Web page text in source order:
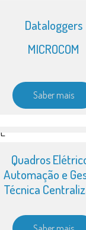
Dataloggers
MICROCOM
Saber mais
Quadros
Automação e
Técnica